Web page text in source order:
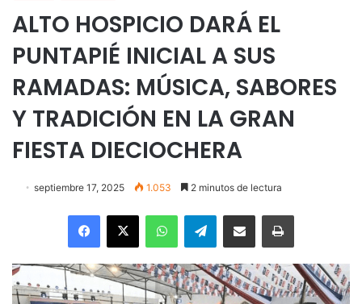
ALTO HOSPICIO DARÁ EL
PUNTAPIÉ INICIAL A SUS
RAMADAS: MÚSICA, SABORES
Y TRADICIÓN EN LA GRAN
FIESTA DIECIOCHERA
septiembre 17, 2025 1.053 2 minutos de lectura
Facebook
X WhatsAppTelegramEnviar vía email Imprimir